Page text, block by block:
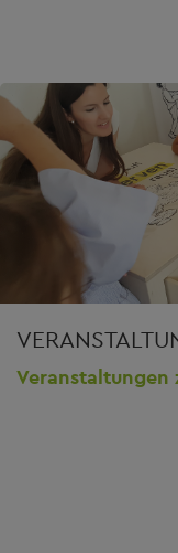
Veranstaltungen